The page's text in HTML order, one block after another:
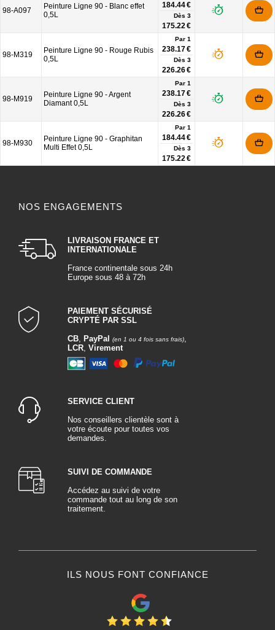
98-A097
Peinture Ligne 90 - Blanc effet
0,5L
184.44 €
Dès 3
175.22 €
98-M319
Peinture Ligne 90 - Rouge Rubis
0,5L
Par 1
238.17 €
Dès 3
226.26 €
98-M919
Peinture Ligne 90 - Argent
Diamant 0,5L
Par 1
238.17 €
Dès 3
226.26 €
98-M930
Peinture Ligne 90 - Graphitan
Multi Effet 0,5L
Par 1
184.44 €
Dès 3
175.22 €
NOS ENGAGEMENTS
LIVRAISON FRANCE ET
INTERNATIONALE
France continentale sous 24h
Europe sous 48 à 72h
PAIEMENT SÉCURISÉ
CRYPTÉ PAR SSL
CB, PayPal (en 1 ou 4 fois sans frais),
LCR, Virement
SERVICE CLIENT
Nos conseillers clientèle sont à
votre écoute pour toutes vos
demandes.
SUIVI DE COMMANDE
Accédez au suivi de votre
commande tout au long de son
traitement.
ILS NOUS FONT CONFIANCE